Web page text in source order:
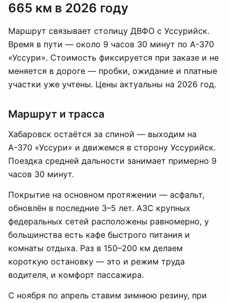
665 км в 2026 году
Маршрут связывает столицу ДВФО с Уссурийск.
Время в пути — около 9 часов 30 минут по А-370
«Уссури». Стоимость фиксируется при заказе и не
меняется в дороге — пробки, ожидание и платные
участки уже учтены. Цены актуальны на 2026 год.
Маршрут и трасса
Хабаровск остаётся за спиной — выходим на
А-370 «Уссури» и движемся в сторону Уссурийск.
Поездка средней дальности занимает примерно 9
часов 30 минут.
Покрытие на основном протяжении — асфальт,
обновлён в последние 3–5 лет. АЗС крупных
федеральных сетей расположены равномерно, у
большинства есть кафе быстрого питания и
комнаты отдыха. Раз в 150–200 км делаем
короткую остановку — это и режим труда
водителя, и комфорт пассажира.
С ноября по апрель ставим зимнюю резину, при